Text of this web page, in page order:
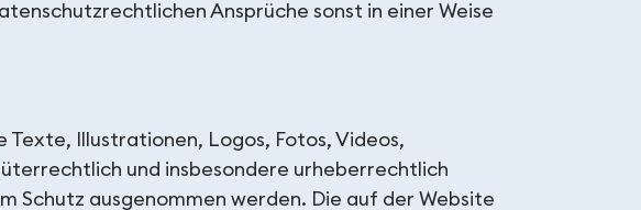
Ansprüche sonst in einer Weise
Illustrationen, Logos, Fotos, Videos,
und insbesondere urheberrechtlich
Schutz ausgenommen werden. Die auf der Website